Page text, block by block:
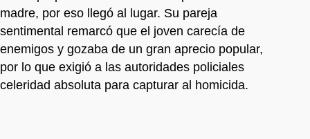
madre, por eso llegó al lugar. Su pareja
sentimental remarcó que el joven carecía de
enemigos y gozaba de un gran aprecio popular,
por lo que exigió a las autoridades policiales
celeridad absoluta para capturar al homicida.